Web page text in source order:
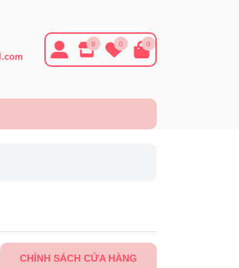
8 0 0
CHÍNH SÁCH CỬA HÀNG